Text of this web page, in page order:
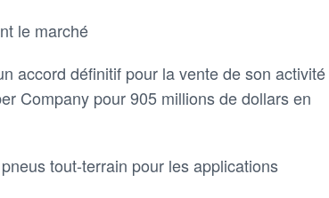
le marché
accord définitif pour la vente de son activité
Company pour 905 millions de dollars en
tout-terrain pour les applications